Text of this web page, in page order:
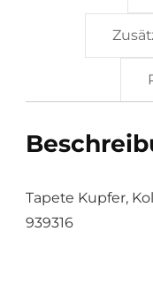
Tapete Kupfer,
939316